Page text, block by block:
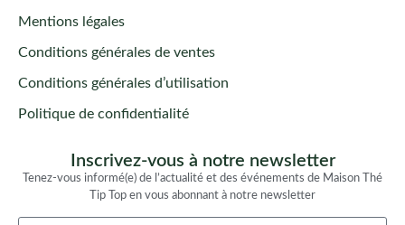
Mentions légales
Conditions générales de ventes
Conditions générales d’utilisation
Politique de confidentialité
Inscrivez-vous à notre newsletter
Tenez-vous informé(e) de l’actualité et des événements de Maison Thé
Tip Top en vous abonnant à notre newsletter